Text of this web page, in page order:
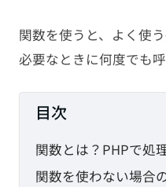
CMS
SEO
TAG
関数を使うと、よく使
必要なときに何度でも
目次
関数とは？PHPで処
関数を使わない場合